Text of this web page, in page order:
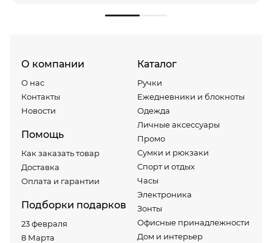
О компании
О нас
Контакты
Новости
Помощь
Как заказать товар
Доставка
Оплата и гарантии
Подборки подарков
23 февраля
8 Марта
Каталог
Ручки
Ежедневники и блокноты
Одежда
Личные аксессуары
Промо
Сумки и рюкзаки
Спорт и отдых
Часы
Электроника
Зонты
Офисные принадлежности
Дом и интерьер